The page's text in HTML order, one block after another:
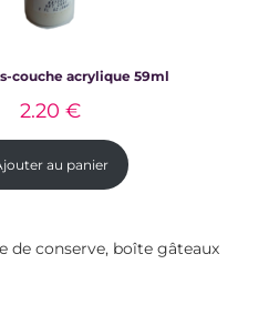
couche acrylique 59ml
2.20€
au panier
de conserve, boîte gâteaux